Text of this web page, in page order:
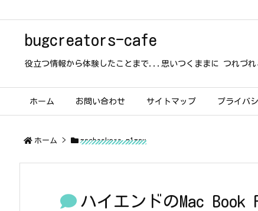
bugcreators-cafe
役立つ情報から体験したことまで...思いつくままに つれづ
ホーム お問い合わせ サイトマップ プライバ
ホーム > macbookpro m1max
ハイエンドのMac Book